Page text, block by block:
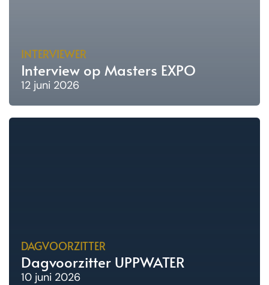
INTERVIEWER
Interview op Masters EXPO
12 juni 2026
DAGVOORZITTER
Dagvoorzitter UPPWATER
10 juni 2026